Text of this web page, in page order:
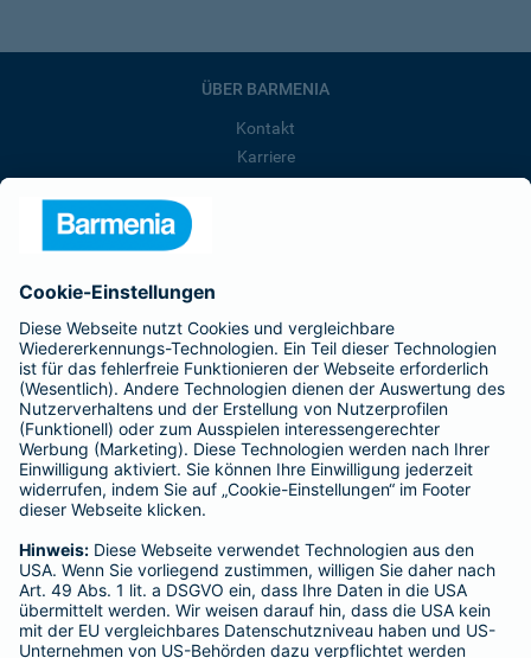
ÜBER BARMENIA
Kontakt
Karriere
Barmenia ist Teil der BarmeniaGothaer
BELIEBTE SEITEN
Kranken-Zusatzversicherung
Tierversicherungen
Haftpflichtversicherung
Hausratversicherung
Adresse ändern
Schaden melden
Kilometerstandsmeldung
Serviceübersicht